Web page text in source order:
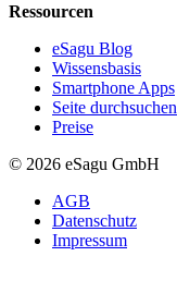
Ressourcen
eSagu Blog
Wissensbasis
Smartphone Apps
Seite durchsuchen
Preise
© 2026 eSagu GmbH
AGB
Datenschutz
Impressum